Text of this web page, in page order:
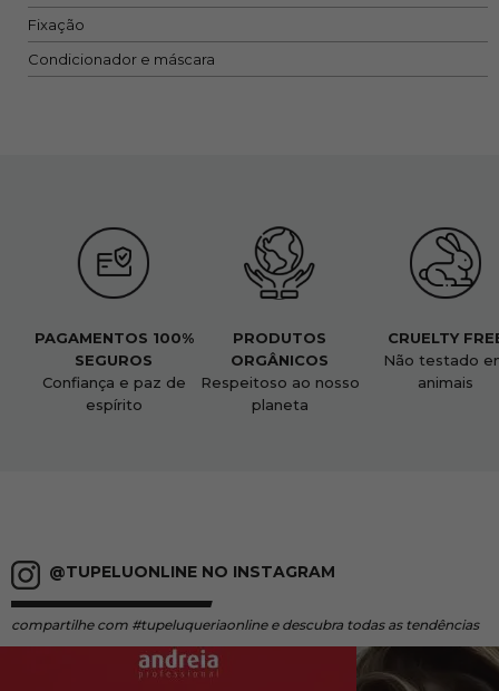
Fixação
Condicionador e máscara
PAGAMENTOS 100%
SEGUROS
Confiança e paz de
espírito
PRODUTOS
ORGÂNICOS
Respeitoso ao nosso
planeta
CRUELTY
Não testado
animais
@TUPELUONLINE NO INSTAGRAM
compartilhe com #tupeluqueriaonline e descubra todas as tendências